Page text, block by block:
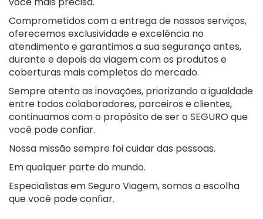
Comprometidos com a entrega de nossos serviços,
oferecemos exclusividade e excelência no
atendimento e garantimos a sua segurança antes,
durante e depois da viagem com os produtos e
coberturas mais completos do mercado.
Sempre atenta as inovações, priorizando a igualdade
entre todos colaboradores, parceiros e clientes,
continuamos com o propósito de ser o SEGURO que
você pode confiar.
Nossa missão sempre foi cuidar das pessoas.
Em qualquer parte do mundo.
Especialistas em Seguro Viagem, somos a escolha
que você pode confiar.